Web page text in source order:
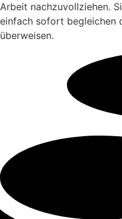
Arbeit nachzuvollziehen.
einfach sofort begleichen
überweisen.